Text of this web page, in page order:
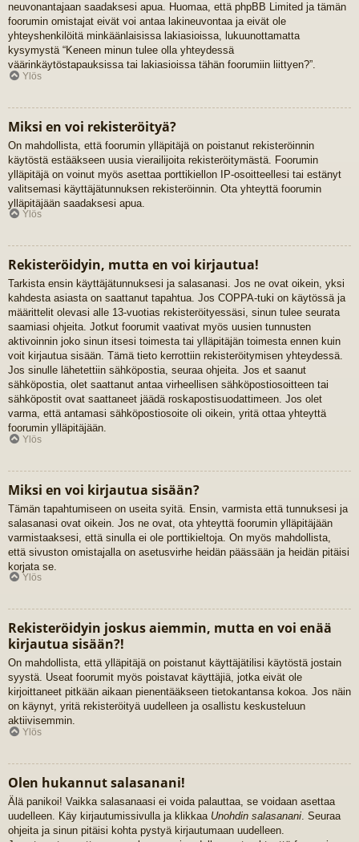
neuvonantajaan saadaksesi apua. Huomaa, että phpBB Limited ja tämän
foorumin omistajat eivät voi antaa lakineuvontaa ja eivät ole
yhteyshenkilöitä minkäänlaisissa lakiasioissa, lukuunottamatta
kysymystä “Keneen minun tulee olla yhteydessä
väärinkäytöstapauksissa tai lakiasioissa tähän foorumiin liittyen?”.
Ylös
Miksi en voi rekisteröityä?
On mahdollista, että foorumin ylläpitäjä on poistanut rekisteröinnin
käytöstä estääkseen uusia vierailijoita rekisteröitymästä. Foorumin
ylläpitäjä on voinut myös asettaa porttikiellon IP-osoitteellesi tai estänyt
valitsemasi käyttäjätunnuksen rekisteröinnin. Ota yhteyttä foorumin
ylläpitäjään saadaksesi apua.
Ylös
Rekisteröidyin, mutta en voi kirjautua!
Tarkista ensin käyttäjätunnuksesi ja salasanasi. Jos ne ovat oikein, yksi
kahdesta asiasta on saattanut tapahtua. Jos COPPA-tuki on käytössä ja
määrittelit olevasi alle 13-vuotias rekisteröityessäsi, sinun tulee seurata
saamiasi ohjeita. Jotkut foorumit vaativat myös uusien tunnusten
aktivoinnin joko sinun itsesi toimesta tai ylläpitäjän toimesta ennen kuin
voit kirjautua sisään. Tämä tieto kerrottiin rekisteröitymisen yhteydessä.
Jos sinulle lähetettiin sähköpostia, seuraa ohjeita. Jos et saanut
sähköpostia, olet saattanut antaa virheellisen sähköpostiosoitteen tai
sähköpostit ovat saattaneet jäädä roskapostisuodattimeen. Jos olet
varma, että antamasi sähköpostiosoite oli oikein, yritä ottaa yhteyttä
foorumin ylläpitäjään.
Ylös
Miksi en voi kirjautua sisään?
Tämän tapahtumiseen on useita syitä. Ensin, varmista että tunnuksesi ja
salasanasi ovat oikein. Jos ne ovat, ota yhteyttä foorumin ylläpitäjään
varmistaaksesi, että sinulla ei ole porttikieltoja. On myös mahdollista,
että sivuston omistajalla on asetusvirhe heidän päässään ja heidän pitäisi
korjata se.
Ylös
Rekisteröidyin joskus aiemmin, mutta en voi enää
kirjautua sisään?!
On mahdollista, että ylläpitäjä on poistanut käyttäjätilisi käytöstä jostain
syystä. Useat foorumit myös poistavat käyttäjiä, jotka eivät ole
kirjoittaneet pitkään aikaan pienentääkseen tietokantansa kokoa. Jos näin
on käynyt, yritä rekisteröityä uudelleen ja osallistu keskusteluun
aktiivisemmin.
Ylös
Olen hukannut salasanani!
Älä panikoi! Vaikka salasanaasi ei voida palauttaa, se voidaan asettaa
uudelleen. Käy kirjautumissivulla ja klikkaa Unohdin salasanani . Seuraa
ohjeita ja sinun pitäisi kohta pystyä kirjautumaan uudelleen.